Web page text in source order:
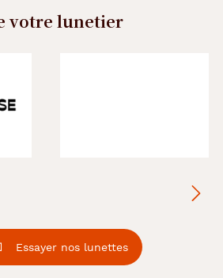
votre lunetier
Essayer nos lunettes